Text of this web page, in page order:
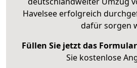
Havelsee erfolgreich
dafür sorgen
Füllen Sie jetzt das
Sie kostenlose